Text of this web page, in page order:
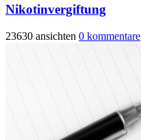
Nikotinvergiftung
23630 ansichten 0 kommentare